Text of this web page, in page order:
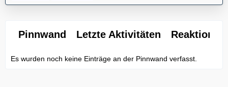
Pinnwand Letzte Aktivitäten Reaktionen
Es wurden noch keine Einträge an der Pinnwand verfasst.